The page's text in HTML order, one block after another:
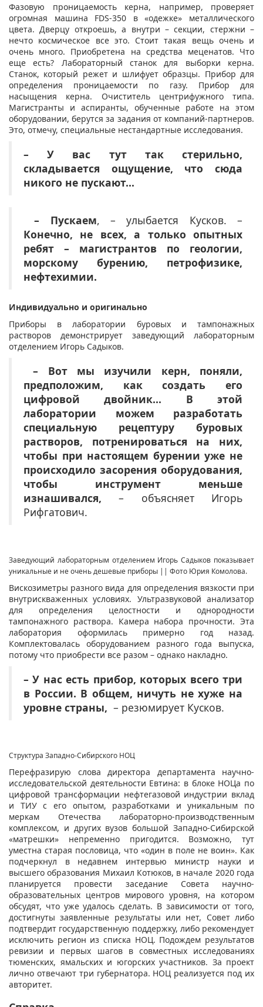
Фазовую проницаемость керна, например, проверяет
огромная машина FDS-350 в «одежке» металлического
цвета. Дверцу откроешь, а внутри – секции, стержни –
нечто космическое все это. Стоит такая вещь очень и
очень много. Приобретена на средства меценатов. Что
еще есть? Лабораторный станок для выборки керна.
Станок, который режет и шлифует образцы. Прибор для
определения проницаемости по газу. Прибор для
насыщения керна. Очиститель центрифужного типа.
Магистранты и аспиранты, обученные работе на этом
оборудовании, берутся за задания от компаний-партнеров.
Это, отмечу, специальные нестандартные исследования.
– У вас тут так стерильно,
складывается ощущение, что сюда
никого не пускают…
– Пускаем, – улыбается Кусков. –
Конечно, не всех, а только опытных
ребят – магистрантов по геологии,
морскому бурению, петрофизике,
нефтехимии.
Индивидуально и оригинально
Приборы в лаборатории буровых и тампонажных
растворов демонстрирует заведующий лабораторным
отделением Игорь Садыков.
– Вот мы изучили керн, поняли,
предположим, как создать его
цифровой двойник… В этой
лаборатории можем разработать
специальную рецептуру буровых
растворов, потренироваться на них,
чтобы при настоящем бурении уже не
происходило засорения оборудования,
чтобы инструмент меньше
изнашивался, – объясняет Игорь
Рифгатович.
Заведующий лабораторным отделением Игорь Садыков показывает
уникальные и не очень дешевые приборы || Фото Юрия Комолова.
Вискозиметры разного вида для определения вязкости при
внутрискваженных условиях. Ультразвуковой анализатор
для определения целостности и однородности
тампонажного раствора. Камера набора прочности. Эта
лаборатория оформилась примерно год назад.
Комплектовалась оборудованием разного года выпуска,
потому что приобрести все разом – однако накладно.
– У нас есть прибор, которых всего три
в России. В общем, ничуть не хуже на
уровне страны, – резюмирует Кусков.
Структура Западно-Сибирского НОЦ
Перефразирую слова директора департамента научно-
исследовательской деятельности Евтина: в блоке НОЦа по
цифровой трансформации нефтегазовой индустрии вклад
и ТИУ с его опытом, разработками и уникальным по
меркам Отечества лабораторно-производственным
комплексом, и других вузов большой Западно-Сибирской
«матрешки» непременно пригодится. Возможно, тут
уместна старая пословица, что «один в поле не воин». Как
подчеркнул в недавнем интервью министр науки и
высшего образования Михаил Котюков, в начале 2020 года
планируется провести заседание Совета научно-
образовательных центров мирового уровня, на котором
обсудят, что уже удалось сделать. В зависимости от того,
достигнуты заявленные результаты или нет, Совет либо
подтвердит государственную поддержку, либо рекомендует
исключить регион из списка НОЦ. Подождем результатов
ревизии и первых шагов в совместных исследованиях
тюменских, ямальских и югорских участников. За проект
лично отвечают три губернатора. НОЦ реализуется под их
авторитет.